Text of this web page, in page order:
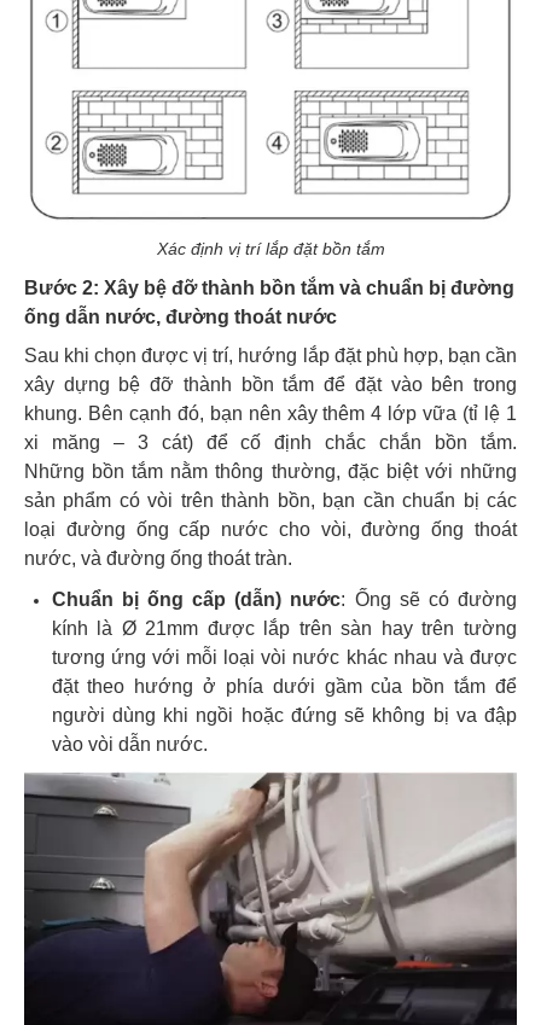
Xác định vị trí lắp đặt bồn tắm
Bước 2: Xây bệ đỡ thành bồn tắm và chuẩn bị đường
ống dẫn nước, đường thoát nước
Sau khi chọn được vị trí, hướng lắp đặt phù hợp, bạn cần
xây dựng bệ đỡ thành bồn tắm để đặt vào bên trong
khung. Bên cạnh đó, bạn nên xây thêm 4 lớp vữa (tỉ lệ 1
xi măng – 3 cát) để cố định chắc chắn bồn tắm.
Những bồn tắm nằm thông thường, đặc biệt với những
sản phẩm có vòi trên thành bồn, bạn cần chuẩn bị các
loại đường ống cấp nước cho vòi, đường ống thoát
nước, và đường ống thoát tràn.
Chuẩn bị ống cấp (dẫn) nước: Ống sẽ có đường
kính là Ø 21mm được lắp trên sàn hay trên tường
tương ứng với mỗi loại vòi nước khác nhau và được
đặt theo hướng ở phía dưới gầm của bồn tắm để
người dùng khi ngồi hoặc đứng sẽ không bị va đập
vào vòi dẫn nước.